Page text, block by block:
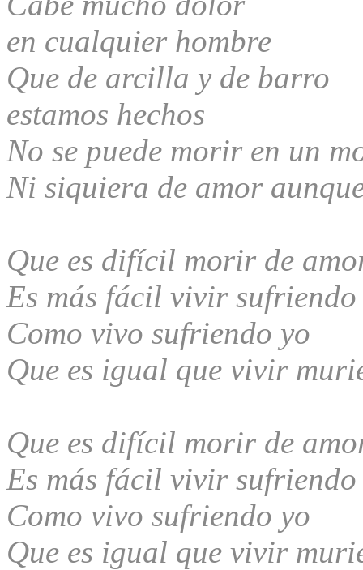
en cualquier hombre
Que de arcilla y de barro
estamos hechos
No se puede morir en un
Ni siquiera de amor
Que es difícil morir de
Es más fácil vivir sufriendo
Como vivo sufriendo yo
Que es igual que vivir
Que es difícil morir de
Es más fácil vivir sufriendo
Como vivo sufriendo yo
Que es igual que vivir